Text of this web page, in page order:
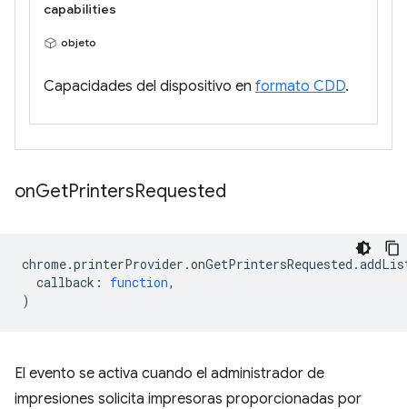
capabilities
objeto
Capacidades del dispositivo en formato CDD.
onGetPrintersRequested
chrome.printerProvider .onGetPrintersRequested .
callback : function,
)
El evento se activa cuando el administrador de
impresiones solicita impresoras proporcionadas por